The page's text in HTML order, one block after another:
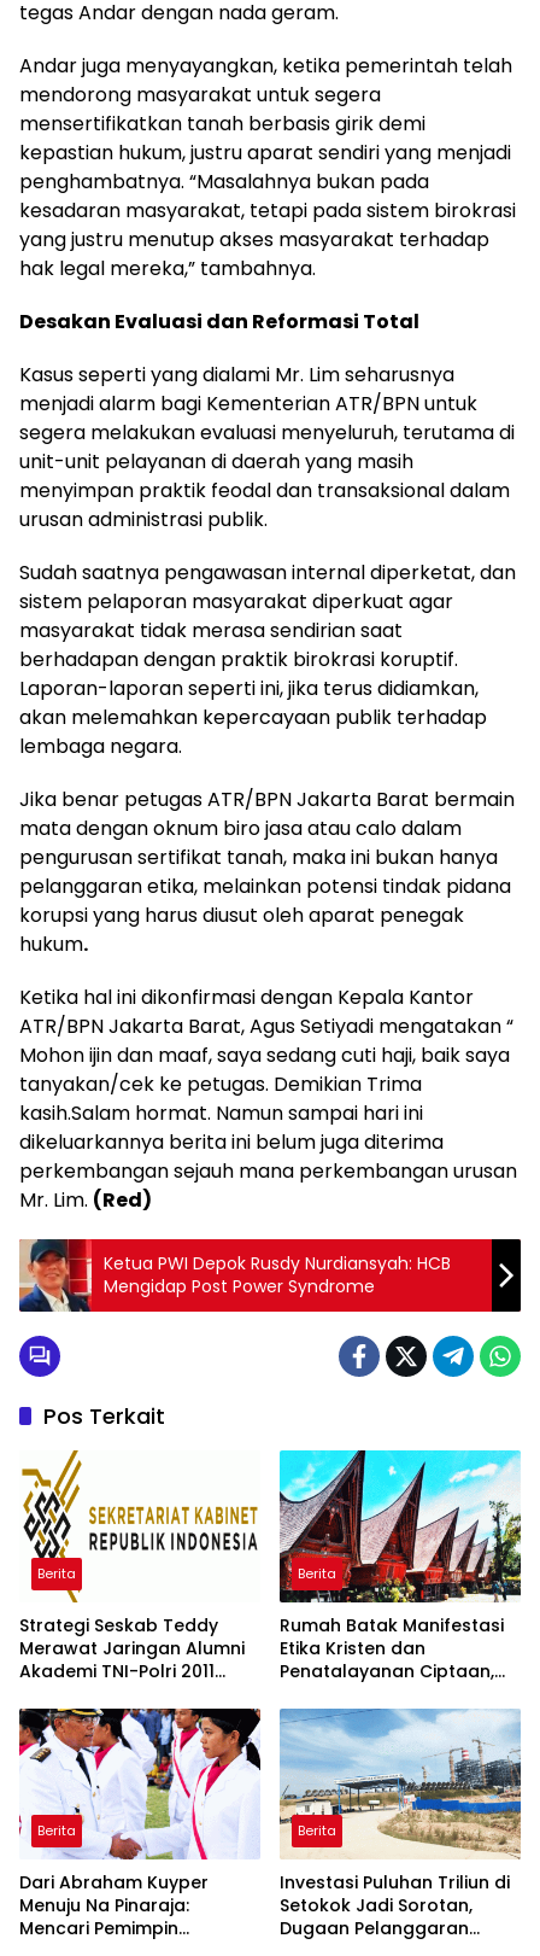
tegas Andar dengan nada geram.
Andar juga menyayangkan, ketika pemerintah telah
mendorong masyarakat untuk segera
mensertifikatkan tanah berbasis girik demi
kepastian hukum, justru aparat sendiri yang menjadi
penghambatnya. “Masalahnya bukan pada
kesadaran masyarakat, tetapi pada sistem birokrasi
yang justru menutup akses masyarakat terhadap
hak legal mereka,” tambahnya.
Desakan Evaluasi dan Reformasi Total
Kasus seperti yang dialami Mr. Lim seharusnya
menjadi alarm bagi Kementerian ATR/BPN untuk
segera melakukan evaluasi menyeluruh, terutama di
unit-unit pelayanan di daerah yang masih
menyimpan praktik feodal dan transaksional dalam
urusan administrasi publik.
Sudah saatnya pengawasan internal diperketat, dan
sistem pelaporan masyarakat diperkuat agar
masyarakat tidak merasa sendirian saat
berhadapan dengan praktik birokrasi koruptif.
Laporan-laporan seperti ini, jika terus didiamkan,
akan melemahkan kepercayaan publik terhadap
lembaga negara.
Jika benar petugas ATR/BPN Jakarta Barat bermain
mata dengan oknum biro jasa atau calo dalam
pengurusan sertifikat tanah, maka ini bukan hanya
pelanggaran etika, melainkan potensi tindak pidana
korupsi yang harus diusut oleh aparat penegak
hukum.
Ketika hal ini dikonfirmasi dengan Kepala Kantor
ATR/BPN Jakarta Barat, Agus Setiyadi mengatakan “
Mohon ijin dan maaf, saya sedang cuti haji, baik saya
tanyakan/cek ke petugas. Demikian Trima
kasih.Salam hormat. Namun sampai hari ini
dikeluarkannya berita ini belum juga diterima
perkembangan sejauh mana perkembangan urusan
Mr. Lim. (Red)
Ketua PWI Depok Rusdy Nurdiansyah: HCB
Mengidap Post Power Syndrome
Pos Terkait
Berita
Strategi Seskab Teddy
Merawat Jaringan Alumni
Akademi TNI-Polri 2011
Membangun Loyalitas
Berita
Rumah Batak Manifestasi
Etika Kristen dan
Penatalayanan Ciptaan,
Memuliakan Tuhan
Berita
Dari Abraham Kuyper
Menuju Na Pinaraja:
Mencari Pemimpin
Berita
Investasi Puluhan Triliun di
Setokok Jadi Sorotan,
Dugaan Pelanggaran